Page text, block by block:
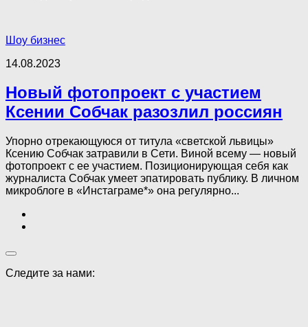
Шоу бизнес
14.08.2023
Новый фотопроект с участием
Ксении Собчак разозлил россиян
Упорно отрекающуюся от титула «светской львицы»
Ксению Собчак затравили в Сети. Виной всему — новый
фотопроект с ее участием. Позиционирующая себя как
журналиста Собчак умеет эпатировать публику. В личном
микроблоге в «Инстаграме*» она регулярно...
Следите за нами: